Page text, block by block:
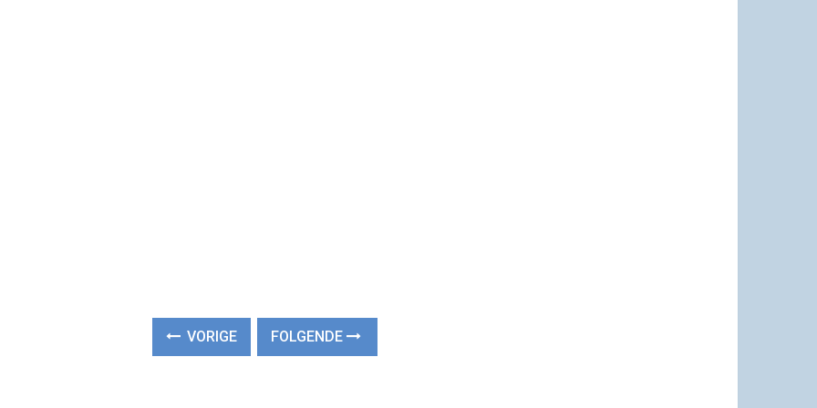
VORIGE FOLGENDE